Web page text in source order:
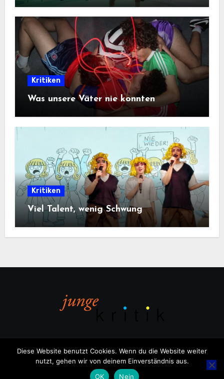
Kritiken
Was unsere Väter nie konnten
Kritiken
Viel Talent, wenig Schwung
Copyright © All rights reserved |Blogusvon
Themeansar
Diese Website benutzt Cookies. Wenn du die Website weiter
nutzt, gehen wir von deinem Einverständnis aus.
OK
Nein